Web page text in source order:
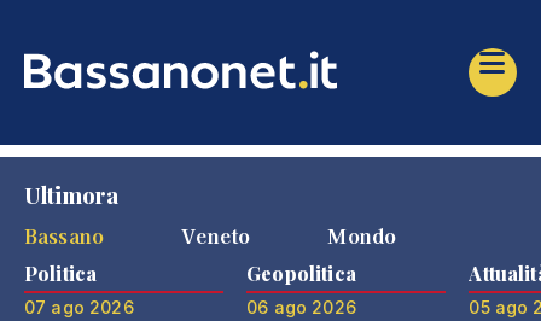
Ultimora
Bassano
Veneto Mondo
Politica
07 ago 2026
Geopolitica
06 ago 2026 05 ago